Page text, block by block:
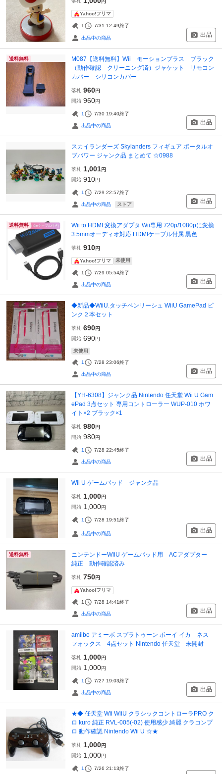
Yahoo!フリマ
1 7/31 12:49終了
出品中の商品 出品
送料無料
M087【送料無料】Wii モーションプラス ブラック
（動作確認 クリーニング済）ジャケット リモコン
カバー シリコンカバー
落札 960円
開始 960円
1 7/30 19:40終了
出品中の商品 出品
スカイランダーズ Skylanders フィギュア ポータルオ
ブパワー ジャンク品 まとめて ☆0988
落札 1,001円
開始 910円
1 7/29 22:57終了
出品中の商品 ストア 出品
送料無料
Wii to HDMI 変換アダプタ Wii専用 720p/1080pに変換
3.5mmオーディオ対応 HDMIケーブル付属 黒色
落札 910円
Yahoo!フリマ 未使用
1 7/29 05:54終了
出品中の商品 出品
◆新品◆WiiU.タッチペンリーシュ WiiU GamePad ピ
ンク２本セット
落札 690円
開始 690円
未使用
1 7/28 23:06終了
出品中の商品 出品
【YH-6308】ジャンク品 Nintendo 任天堂 Wii U Gam
ePad 3点セット 専用コントローラー WUP-010 ホワ
イト×2 ブラック×1
落札 980円
開始 980円
1 7/28 22:45終了
出品中の商品 出品
Wii U ゲームパッド ジャンク品
落札 1,000円
開始 1,000円
1 7/28 19:51終了
出品中の商品 出品
送料無料
ニンテンドーWiiU ゲームパッド用 ACアダプター
純正 動作確認済み
落札 750円
Yahoo!フリマ
1 7/28 14:41終了
出品中の商品 出品
amiibo アミーボ スプラトゥーン ボーイ イカ ネス
フォックス 4点セット Nintendo 任天堂 未開封
落札 1,000円
開始 1,000円
1 7/27 19:03終了
出品中の商品 出品
★◆ 任天堂 Wii WiiU クラシックコントローラPRO ク
ロ kuro 純正 RVL-005(-02) 使用感少 綺麗 クラコンプ
ロ 動作確認 Nintendo Wii U ☆★
落札 1,000円
開始 1,000円
1 7/26 21:13終了